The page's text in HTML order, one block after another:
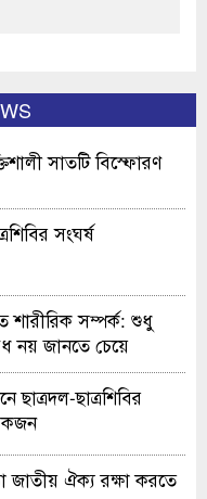
সাতটি বিস্ফোরণ
সংঘর্ষ
শারীরিক সম্পর্ক: শুধু
নয় জানতে চেয়ে
ছাত্রদল-ছাত্রশিবির
জাতীয় ঐক্য রক্ষা করতে